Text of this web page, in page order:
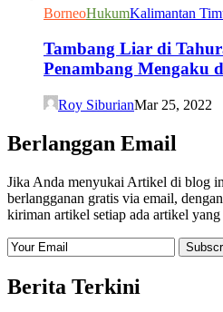
BorneoHukumKalimantan
Tambang Liar di
Penambang Mengaku
Roy SiburianMar 25, 2022
Berlanggan Email
Jika Anda menyukai Artikel di blog
berlangganan gratis via email,
kiriman artikel setiap ada artikel
Berita Terkini